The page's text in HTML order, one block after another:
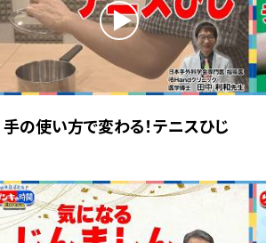
手の使い方で変わる！テニスひじ